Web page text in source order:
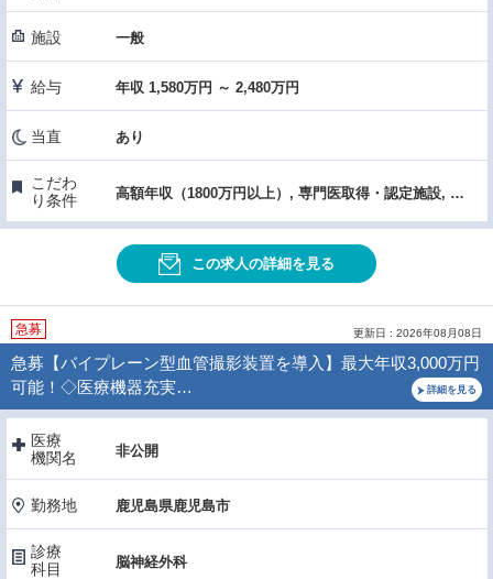
施設 一般
給与 年収 1,580万円 ～ 2,480万円
当直 あり
こだわ
り条件
高額年収（1800万円以上）, 専門医取得・認定施設, 症例数・手術件数が多い, 医療機器・設備充実, 女性医師におすすめ, 託児所あり
この求人の詳細を見る
急募 更新日 : 2026年08月08日
急募【バイプレーン型血管撮影装置を導入】最大年収3,000万円
可能！◇医療機器充実…
詳細を見る
医療
機関名
非公開
勤務地 鹿児島県鹿児島市
診療
科目
脳神経外科